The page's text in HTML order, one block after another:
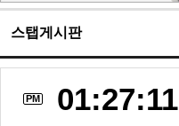
스탭게시판
PM 01:27:12